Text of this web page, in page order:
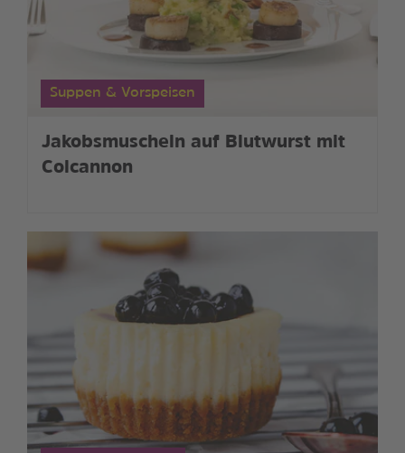
Suppen & Vorspeisen
Jakobsmuscheln auf Blutwurst mit
Colcannon